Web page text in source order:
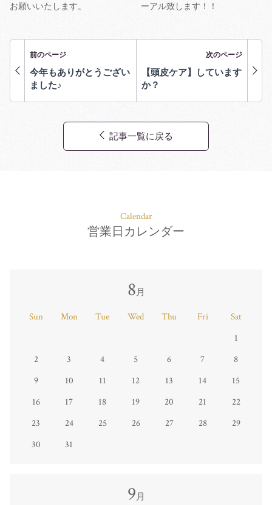
お願いいたします。
ーアル致します！！
前のページ
今年もありがとうござい
ました♪
次のページ
【頭皮ケア】しています
か？
記事一覧に戻る
Calendar
営業日カレンダー
8月
Sun Mon Tue Wed Thu Fri
Sat
1
2
3 4 5 6 7
8
9
10 11 12 13 14
15
16
17 18 19 20 21
22
23
24 25 26 27 28
29
30
31
9月